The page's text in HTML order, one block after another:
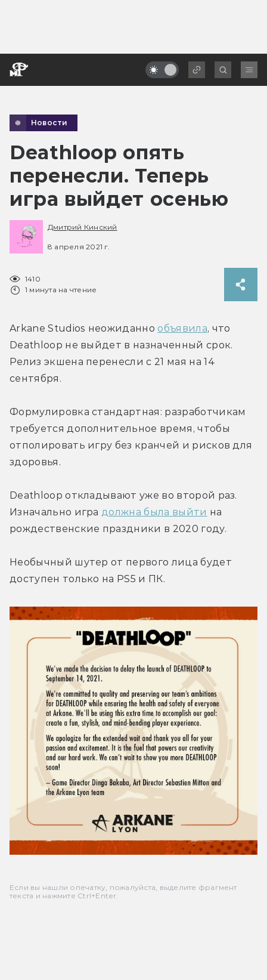
Новости
Deathloop опять
перенесли. Теперь
игра выйдет осенью
Дмитрий Кинский
8 апреля 2021 г.
1410
1 минута на чтение
Arkane Studios неожиданно объявила, что
Deathloop не выйдет в назначенный срок.
Релиз экшена перенесли с 21 мая на 14
сентября.
Формулировка стандартная: разработчикам
требуется дополнительное время, чтобы
отполировать игру без кранчей и рисков для
здоровья.
Deathloop откладывают уже во второй раз.
Изначально игра должна была выйти на
рождественские праздники в 2020 году.
Необычный шутер от первого лица будет
доступен только на PS5 и ПК.
Если вы нашли опечатку, пожалуйста, выделите фрагмент
текста и нажмите Ctrl+Enter.